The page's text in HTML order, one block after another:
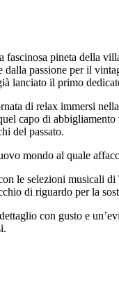
pineta della
passione per il
lanciato il primo
di relax immersi
capo di
del passato.
mondo al quale
le selezioni musicali
di riguardo per la
con gusto e